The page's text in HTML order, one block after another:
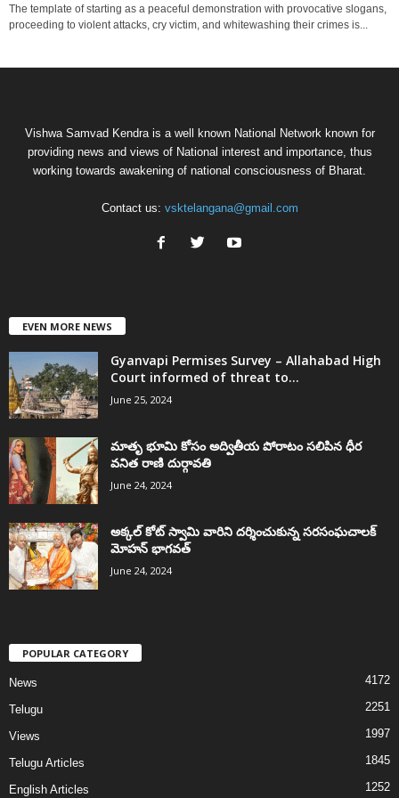
The template of starting as a peaceful demonstration with provocative slogans,
proceeding to violent attacks, cry victim, and whitewashing their crimes is...
Vishwa Samvad Kendra is a well known National Network known for
providing news and views of National interest and importance, thus
working towards awakening of national consciousness of Bharat.
Contact us: vsktelangana@gmail.com
EVEN MORE NEWS
Gyanvapi Permises Survey – Allahabad High
Court informed of threat to...
June 25, 2024
మాతృ భూమి కోసం అద్వితీయ పోరాటం సలిపిన ధీర
వనిత రాణి దుర్గావతి
June 24, 2024
అక్కల్‌ కోట్‌ స్వామి వారిని దర్శించుకున్న సరసంఘచాలక్
మోహన్ భాగవత్
June 24, 2024
POPULAR CATEGORY
News 4172
Telugu 2251
Views 1997
Telugu Articles 1845
English Articles 1252